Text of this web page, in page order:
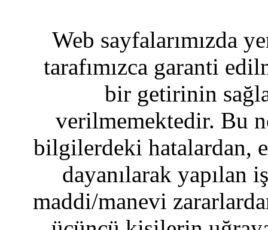
Web sayfalarımızda
tarafımızca garanti
bir getirinin
verilmemektedir. Bu
bilgilerdeki hatalardan,
dayanılarak yapılan
maddi/manevi